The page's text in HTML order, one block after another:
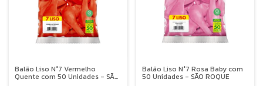
Balão Liso N°7 Vermelho
Quente com 50 Unidades - SÃO
Balão Liso N°7 Rosa Baby com
50 Unidades - SÃO ROQUE